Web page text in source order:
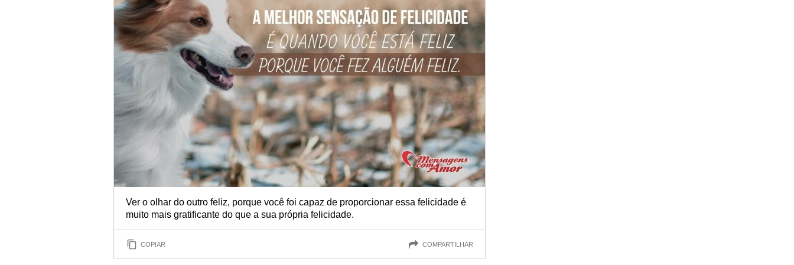
Ver o olhar do outro feliz, porque você foi capaz de proporcionar essa felicidade é
muito mais gratificante do que a sua própria felicidade.
COPIAR COMPARTILHAR